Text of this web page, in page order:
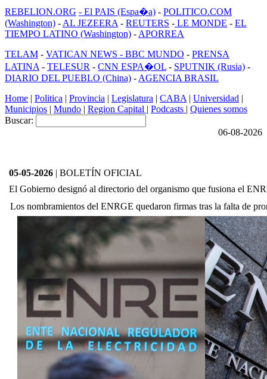
REBELION.ORG - El PAIS (Espa�a) - POLITICO.COM
(Washington) - AL JEZEERA - REUTERS - LE MONDE - EL
TIEMPO LATINO (Washington) - APORREA
TELAM - VATICAN NEWS - BBC MUNDO - PRENSA
LATINA - TELESUR - CNN ESPA�OL - SPUTNIK (Rusia) -
DIARIO DEL PUEBLO (China) - AGENCIA BRASIL
Home | Politica | Provincia | Legislatura | CABA | Universidad |
Municipios | Mundo | Region Capital | Podcasts | Quienes somos
Buscar:
06-08-2026
05-05-2026 | BOLETÍN OFICIAL
El Gobierno designó al directorio del organismo que fusiona el
Los nombramientos del ENRGE quedaron firmas tras la falta de